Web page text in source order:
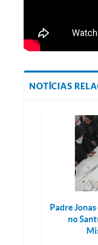
NOTÍCIAS
Padre
no